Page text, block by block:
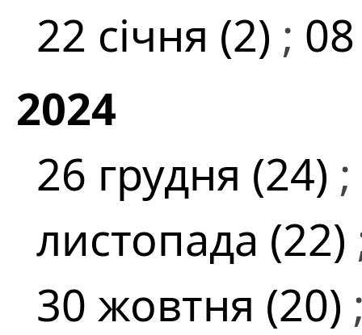
22 січня (2) ;
2024
26 грудня (24) ;
листопада (22)
30 жовтня (20)